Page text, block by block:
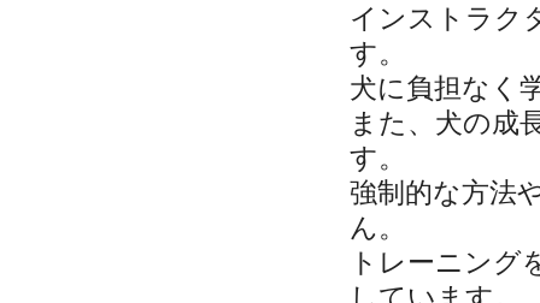
インストラク
す。
犬に負担なく
また、犬の成
す。
強制的な方法
ん。
トレーニング